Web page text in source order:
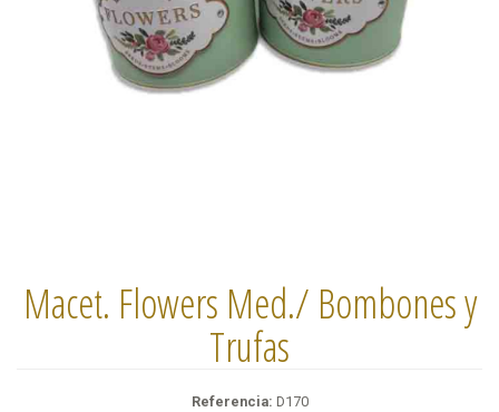
Macet. Flowers Med./ Bombones y
Trufas
Referencia: D170